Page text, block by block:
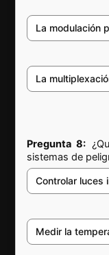
La modulación
La
Pregunta 8:
sistemas de
Controlar luces
Medir la